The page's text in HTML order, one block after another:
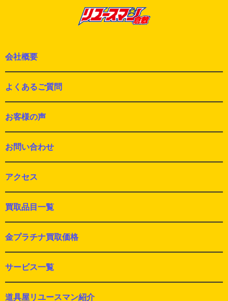
会社概要
よくあるご質問
お客様の声
お問い合わせ
アクセス
買取品目一覧
金プラチナ買取価格
サービス一覧
道具屋リユースマン紹介